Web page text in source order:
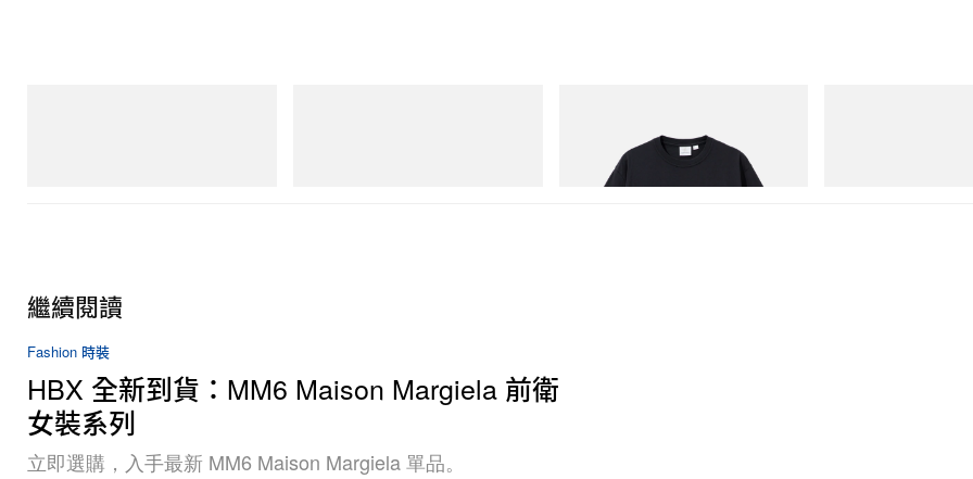
繼續閱讀
Fashion 時裝
HBX 全新到貨：MM6 Maison Margiela 前衛
女裝系列
立即選購，入手最新 MM6 Maison Margiela 單品。